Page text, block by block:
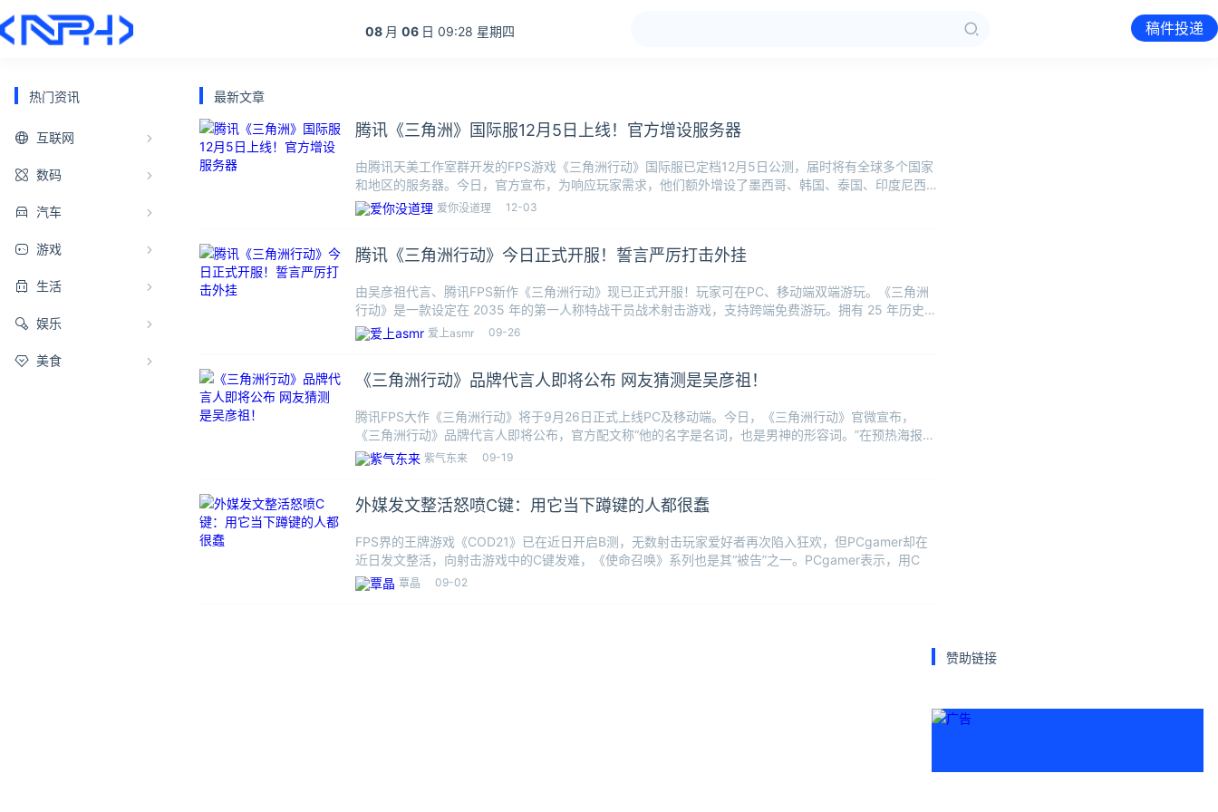
08 月 06 日 09:28 星期四 稿件投递
热门资讯
互联网
数码
汽车
游戏
生活
娱乐
美食
最新文章
腾讯《三角洲》国际服12月5日上线！官方增设服务器
由腾讯天美工作室群开发的FPS游戏《三角洲行动》国际服已定档12月5日公测，届时将有全球多个国家
和地区的服务器。今日，官方宣布，为响应玩家需求，他们额外增设了墨西哥、韩国、泰国、印度尼西亚
以及中国香港 爱你没道理 12-03
腾讯《三角洲行动》今日正式开服！誓言严厉打击外挂
由吴彦祖代言、腾讯FPS新作《三角洲行动》现已正式开服！玩家可在PC、移动端双端游玩。《三角洲
行动》是一款设定在 2035 年的第一人称特战干员战术射击游戏，支持跨端免费游玩。拥有 25 年历史的
经典
爱上asmr 09-26
《三角洲行动》品牌代言人即将公布 网友猜测是吴彦祖！
腾讯FPS大作《三角洲行动》将于9月26日正式上线PC及移动端。今日，《三角洲行动》官微宣布，
《三角洲行动》品牌代言人即将公布，官方配文称“他的名字是名词，也是男神的形容词。”在预热海报
中，还有一句“紫气东来 09-19
外媒发文整活怒喷C键：用它当下蹲键的人都很蠢
FPS界的王牌游戏《COD21》已在近日开启B测，无数射击玩家爱好者再次陷入狂欢，但PCgamer却在
近日发文整活，向射击游戏中的C键发难，《使命召唤》系列也是其“被告”之一。PCgamer表示，用C
覃晶 09-02
赞助链接